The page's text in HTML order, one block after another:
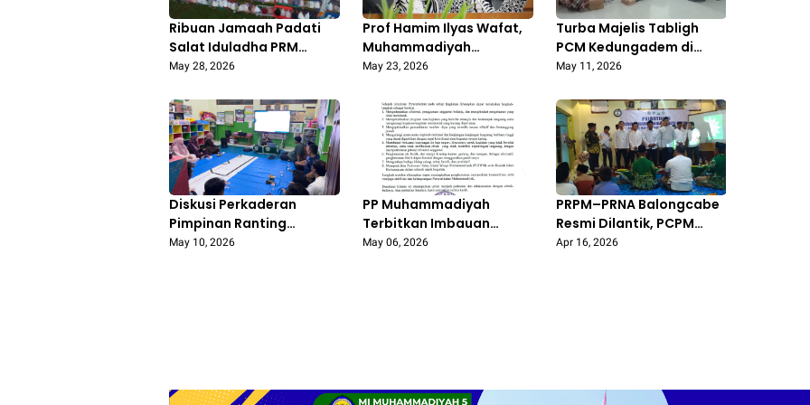
Ribuan Jamaah Padati
Salat Iduladha PRM
Drajat 1 Baureno, 11 Ekor
kepada Warga
May 28, 2026
Prof Hamim Ilyas Wafat,
Muhammadiyah
Kehilangan Ulama Teduh
Berkemajuan
May 23, 2026
Turba Majelis Tabligh
PCM Kedungadem di
Tumbrassanom, Ustaz
Jamaah Perkuat Ibadah
dan Amal Saleh
May 11, 2026
Diskusi Perkaderan
Pimpinan Ranting
Pemuda Muhammadiyah
May 10, 2026
PP Muhammadiyah
Terbitkan Imbauan
Efisiensi Organisasi dan
May 06, 2026
PRPM–PRNA Balongcabe
Resmi Dilantik, PCPM
Kedungadem Tekankan
Apr 16, 2026